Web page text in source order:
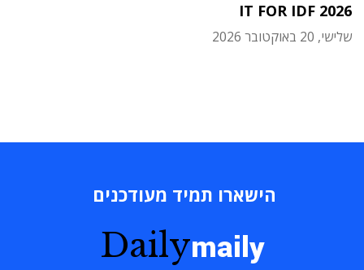
IT FOR IDF 2026
שלישי, 20 באוקטובר 2026
הישארו תמיד מעודכנים
Dailymaily